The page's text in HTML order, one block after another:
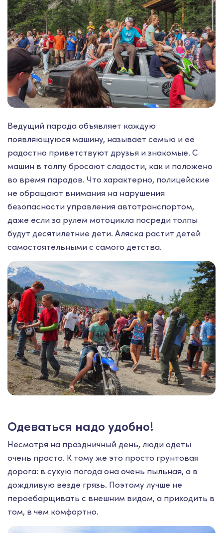
Ведущий парада объявляет каждую
появляющуюся машину, называет семью и ее
радостно приветствуют друзья и знакомые. С
машин в толпу бросают сладости, как и положено
во время парадов. Что характерно, полицейские
не обращают внимания на нарушения
безопасности управления автотранспортом,
даже если за рулем мотоцикла посреди толпы
будут десятилетние дети. Аляска растит детей
самостоятельными с самого детства.
Одеваться надо удобно!
Несмотря на праздничный день, люди одеты
очень просто. К тому же это просто грунтовая
дорога: в сухую погода она очень пыльная, а в
дождливую везде грязь. Поэтому лучше не
пероебарщивать с внешним видом, а приходить в
том, в чем комфортно.